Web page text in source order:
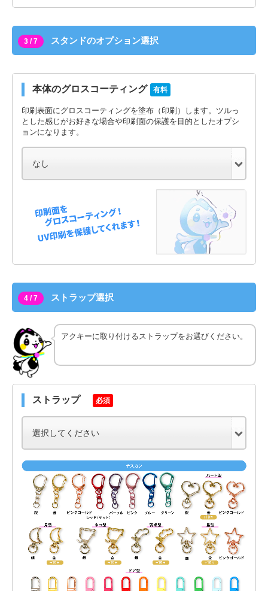
3 / 7 スタンドのオプション選択
本体のグロスコーティング 有料
印刷表面にグロスコーティングを塗布（印刷）します。ツルっ
とした感じがお好きな場合や印刷面の保護を目的としたオプシ
ョンになります。
4 / 7 ストラップ選択
アクキーに取り付けるストラップをお選びください。
ストラップ 必須